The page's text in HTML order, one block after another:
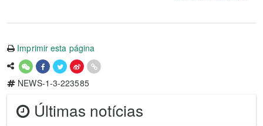
Imprimir esta página
NEWS-1-3-223585
Últimas notícias